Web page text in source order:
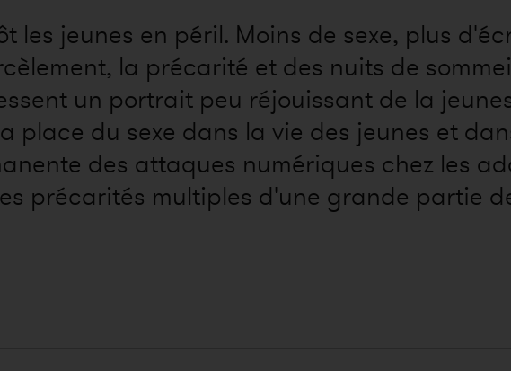
les jeunes en péril. Moins de sexe, plus
la précarité et des nuits de
un portrait peu réjouissant de la
place du sexe dans la vie des jeunes et
des attaques numériques chez les
précarités multiples d'une grande partie